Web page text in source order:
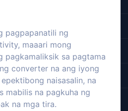
pagpapanatili ng
maaari mong
pagkamaliksik sa pagtama
converter na ang iyong
naisasalin, na
mabilis na pagkuha ng
na mga tira.